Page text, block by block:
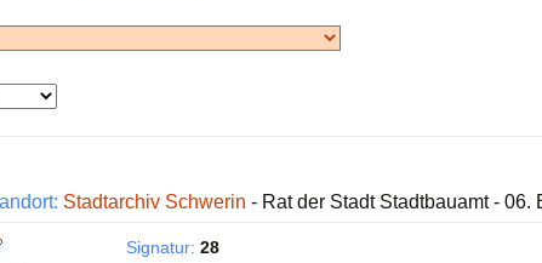
Stadtarchiv Schwerin - Rat der Stadt Stadtbauamt -
Signatur: 28